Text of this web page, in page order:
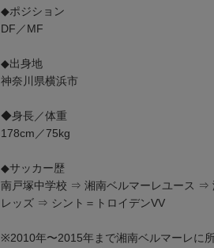
◆ポジション
DF／MF
◆出身地
神奈川県横浜市
◆身長／体重
178cm／75kg
◆サッカー歴
南戸塚中学校 ⇒ 湘南ベルマーレユース ⇒
レッズ ⇒ シント＝トロイデンVV
※2010年〜2015年まで湘南ベルマーレに